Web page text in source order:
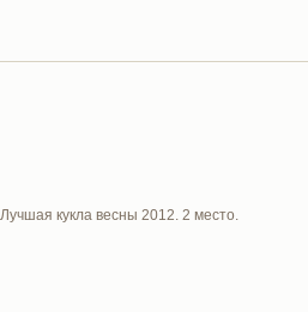
Лучшая кукла весны 2012. 2 место.